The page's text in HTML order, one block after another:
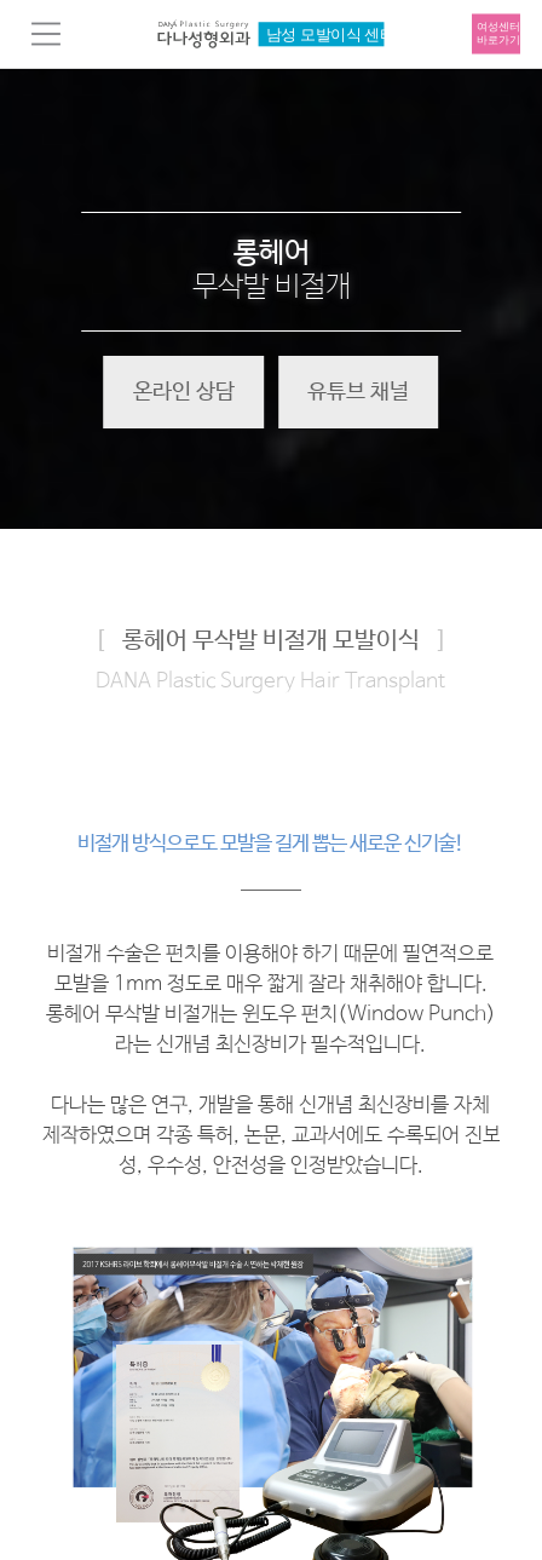
롱헤어
무삭발 비절개
온라인 상담 유튜브 채널
롱헤어 무삭발 비절개 모발이식
DANA Plastic Surgery Hair Transplant
비절개 방식으로도 모발을 길게 뽑는 새로운 신기술!
비절개 수술은 펀치를 이용해야 하기 때문에 필연적으로
모발을 1mm 정도로 매우 짧게 잘라 채취해야 합니다.
롱헤어 무삭발 비절개는 윈도우 펀치(Window Punch)
라는 신개념 최신장비가 필수적입니다.
다나는 많은 연구, 개발을 통해 신개념 최신장비를 자체
제작하였으며 각종 특허, 논문, 교과서에도 수록되어 진보
성, 우수성, 안전성을 인정받았습니다.